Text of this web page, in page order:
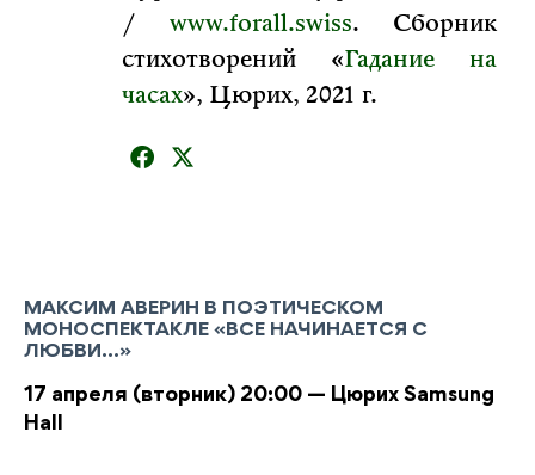
/ www.forall.swiss. Сборник
стихотворений «Гадание на
часах», Цюрих, 2021 г.
МАКСИМ АВЕРИН В ПОЭТИЧЕСКОМ
МОНОСПЕКТАКЛЕ «ВСЕ НАЧИНАЕТСЯ С
ЛЮБВИ…»
17 апреля (вторник) 20:00 — Цюрих Samsung
Hall